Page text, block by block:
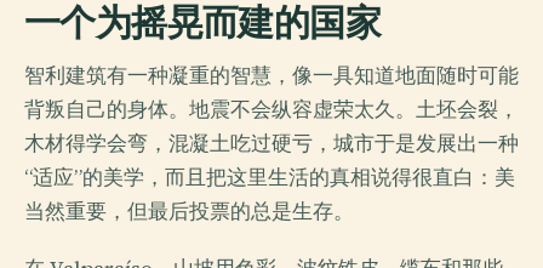
一个为摇晃而建的国家
智利建筑有一种凝重的智慧，像一具知道地面随时可能
背叛自己的身体。地震不会纵容虚荣太久。土坯会裂，
木材得学会弯，混凝土吃过硬亏，城市于是发展出一种
“适应”的美学，而且把这里生活的真相说得很直白：美
当然重要，但最后投票的总是生存。